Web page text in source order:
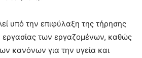
υπό την επιφύλαξη της τήρησης
των εργαζομένων, καθώς
κανόνων για την υγεία και